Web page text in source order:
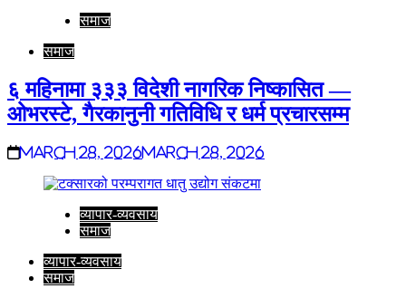
समाज
समाज
६ महिनामा ३३३ विदेशी नागरिक निष्कासित —
ओभरस्टे, गैरकानुनी गतिविधि र धर्म प्रचारसम्म
March 28, 2026March 28, 2026
व्यापार-व्यवसाय
समाज
व्यापार-व्यवसाय
समाज